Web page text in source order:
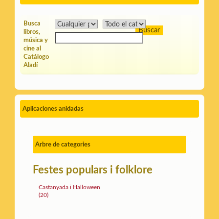
Busca
libros,
música y
cine al
Catálogo
Aladí
Aplicaciones anidadas
Arbre de categories
Festes populars i folklore
Castanyada i Halloween
(20)